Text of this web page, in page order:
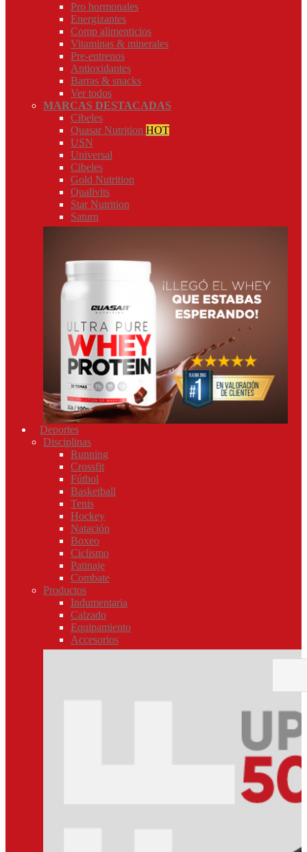
Pro hormonales
Energizantes
Comp alimenticios
Vitaminas & minerales
Pre-entrenos
Antioxidantes
Barras & snacks
Ver todos
MARCAS DESTACADAS
Cibeles
Quasar Nutrition HOT
USN
Universal
Cibeles
Gold Nutrition
Qualivits
Star Nutrition
Saturn
Deportes
Disciplinas
Running
Crossfit
Fútbol
Basketball
Tenis
Hockey
Natación
Boxeo
Ciclismo
Patinaje
Combate
Productos
Indumentaria
Calzado
Equipamiento
Accesorios